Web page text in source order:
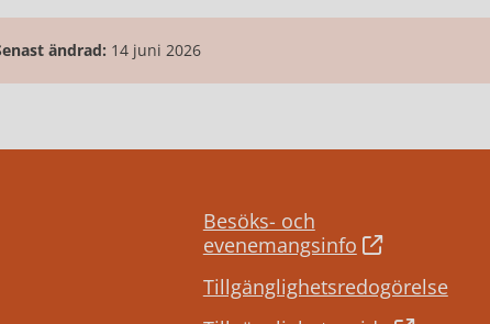
ändrad: 14 juni 2026
Besöks- och
evenemangsinfo
Tillgänglighetsredogörelse